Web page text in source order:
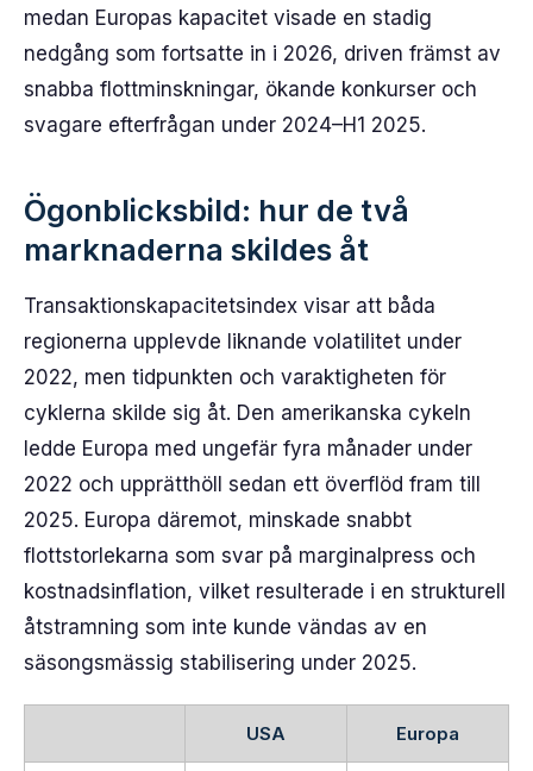
medan Europas kapacitet visade en stadig
nedgång som fortsatte in i 2026, driven främst av
snabba flottminskningar, ökande konkurser och
svagare efterfrågan under 2024–H1 2025.
Ögonblicksbild: hur de två
marknaderna skildes åt
Transaktionskapacitetsindex visar att båda
regionerna upplevde liknande volatilitet under
2022, men tidpunkten och varaktigheten för
cyklerna skilde sig åt. Den amerikanska cykeln
ledde Europa med ungefär fyra månader under
2022 och upprätthöll sedan ett överflöd fram till
2025. Europa däremot, minskade snabbt
flottstorlekarna som svar på marginalpress och
kostnadsinflation, vilket resulterade i en strukturell
åtstramning som inte kunde vändas av en
säsongsmässig stabilisering under 2025.
USA Europa